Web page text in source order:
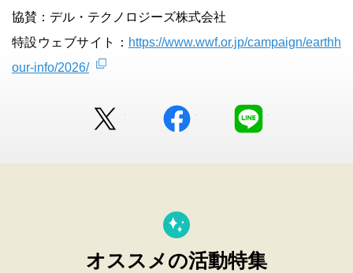
協賛：デル・テクノロジーズ株式会社
特設ウェブサイト： https://www.wwf.or.jp/campaign/earthh
our-info/2026/
facebook
オススメの活動特集